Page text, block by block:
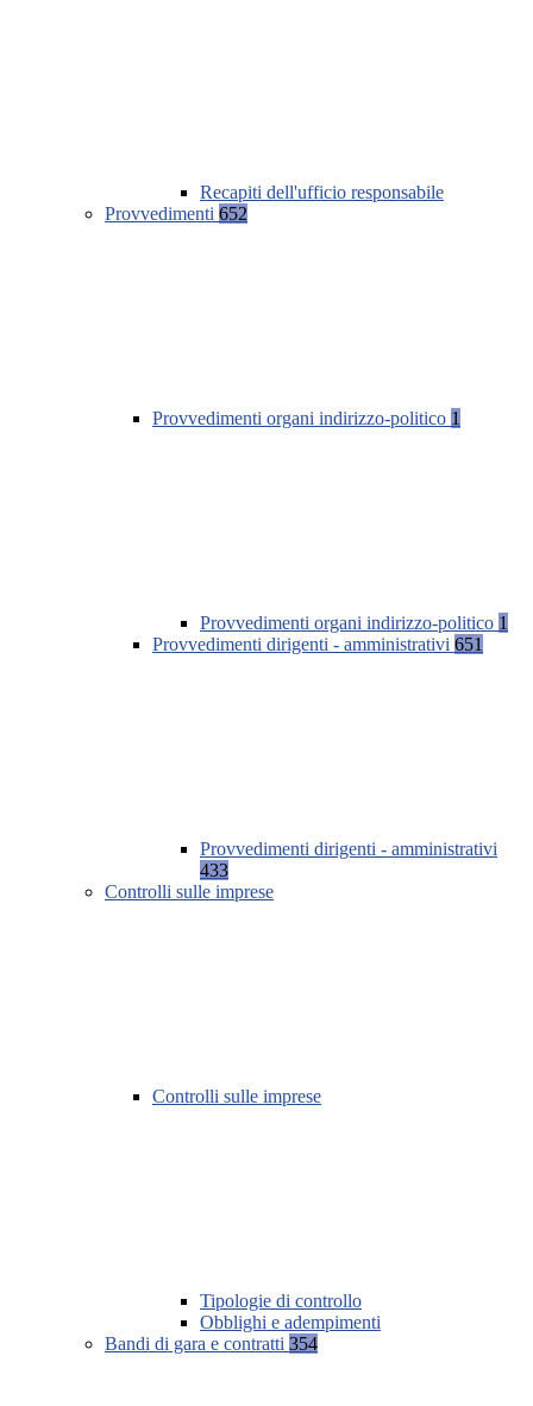
Recapiti dell'ufficio responsabile
Provvedimenti 652
Provvedimenti organi indirizzo-politico 1
Provvedimenti organi indirizzo-politico 1
Provvedimenti dirigenti - amministrativi 651
Provvedimenti dirigenti - amministrativi
433
Controlli sulle imprese
Controlli sulle imprese
Tipologie di controllo
Obblighi e adempimenti
Bandi di gara e contratti 354